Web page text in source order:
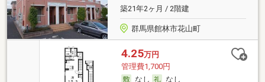
築21年2ヶ月 / 2階建
群馬県館林市花山町
4.25万円
管理費1,700円
なし
なし